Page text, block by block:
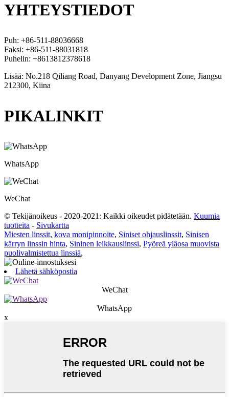
YHTEYSTIEDOT
Puh: +86-511-88036668
Faksi: +86-511-88031818
Puhelin: +8613812378618
Lisää: No.218 Qiliang Road, Danyang Development Zone, Jiangsu
212300, Kiina
PIKALINKIT
WhatsApp
WeChat
© Tekijänoikeus - 2020-2021: Kaikki oikeudet pidätetään. Kuumia
tuotteita - Sivukartta
Miesten linssit, kova monipinnoite, Siniset ohjauslinssit, Sinisen
kärryn linssin hinta, Sininen leikkauslinssi, Pyöreä yläosa muovista
puolivalmistettua linssiä,
Lähetä sähköpostia
WeChat
WhatsApp
x